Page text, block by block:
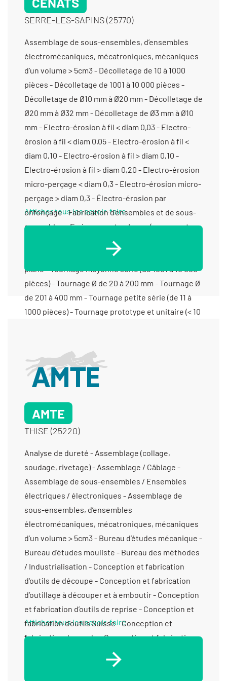
SERRE-LES-SAPINS (25770)
Assemblage de sous-ensembles, d’ensembles électromécaniques, mécatroniques, mécaniques d’un volume > 5cm3 - Décolletage de 10 à 1000 pièces - Décolletage de 1001 à 10 000 pièces - Décolletage de Ø10 mm à Ø20 mm - Décolletage de Ø20 mm à Ø32 mm - Décolletage de Ø3 mm à Ø10 mm - Electro-érosion à fil < diam 0,03 - Electro-érosion à fil < diam 0,05 - Electro-érosion à fil < diam 0,10 - Electro-érosion à fil > diam 0,10 - Electro-érosion à fil > diam 0,20 - Electro-érosion micro-perçage < diam 0,3 - Electro-érosion micro-perçage > diam 0,3 - Électro-érosion par enfonçage - Fabrication d’ensembles et de sous-ensembles - Fraisage proto - Laser (gravure et marquage) - Mécanique générale de précision - Parachèvement (finition de bords) - Rectification plane - Tournage moyenne série (de 1001 à 10 000 pièces) - Tournage Ø de 20 à 200 mm - Tournage Ø de 201 à 400 mm - Tournage petite série (de 11 à 1000 pièces) - Tournage prototype et unitaire (< 10 pièces) - Usinage / 3 axes / moyenne série (de 1001 à 10 000 pièces) > 1000 cm3 - Usinage / 3 axes / moyenne série (de 1001 à 10 000 pièces) entre 350 cm3 et 1000 cm3 - Usinage / 3 axes /petite série (de 10 à 1000 pièces) < 350 cm3 - Usinage / 3 axes /petite série (de 10 à 1000 pièces) > 1000 cm3 - Usinage / 3 axes /petite série (de 10 à 1000 pièces) entre 350 cm3 et 1000 cm3 - Usinage / 3 axes /prototype et unitaire (< 10 pièces) < 350 cm3 - Usinage / 3 axes /prototype et unitaire (< 10 pièces) > 1000 cm3 - Usinage / 3 axes /prototype et unitaire (< 10 pièces) entre 350 cm3 et 1000 cm3 - Usinage / 4 axes / moyenne série (de 1001 à 10 000 pièces) < 350 cm3 - Usinage / 4 axes / moyenne série (de 1001 à 10 000 pièces) entre 350 cm3 et 1000 cm3 - Usinage / 4 axes /petite série (de 10 à 1000 pièces) < 350 cm3 -
Afficher tous les savoir-faire
AMTE
THISE (25220)
Analyse de dureté - Assemblage (collage,
soudage, rivetage) - Assemblage / Câblage -
Assemblage de sous-ensembles / Ensembles
électriques / électroniques - Assemblage de
sous-ensembles, d’ensembles
électromécaniques, mécatroniques, mécaniques
d’un volume > 5cm3 - Bureau d’études mécanique -
Bureau d’études mouliste - Bureau des méthodes
/ Industrialisation - Conception et fabrication
d'outils de découpe - Conception et fabrication
d’outillage à découper et à emboutir - Conception
et fabrication d’outils de reprise - Conception et
fabrication d’outils Suisse - Conception et
fabrication de moule - Conception et fabrication
de ressorts - Contactage par sertissage -
Contactage par soudure - Découpage presse à
Afficher tous les savoir-faire